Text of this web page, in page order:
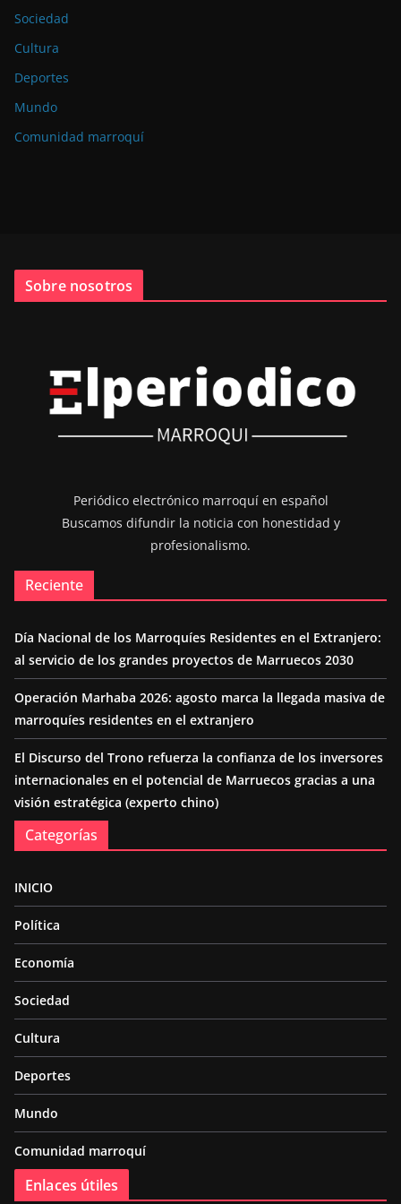
Sociedad
Cultura
Deportes
Mundo
Comunidad marroquí
Sobre nosotros
Periódico electrónico marroquí en español
Buscamos difundir la noticia con honestidad y
profesionalismo.
Reciente
Día Nacional de los Marroquíes Residentes en el Extranjero:
al servicio de los grandes proyectos de Marruecos 2030
Operación Marhaba 2026: agosto marca la llegada masiva de
marroquíes residentes en el extranjero
El Discurso del Trono refuerza la confianza de los inversores
internacionales en el potencial de Marruecos gracias a una
visión estratégica (experto chino)
Categorías
INICIO
Política
Economía
Sociedad
Cultura
Deportes
Mundo
Comunidad marroquí
Enlaces útiles